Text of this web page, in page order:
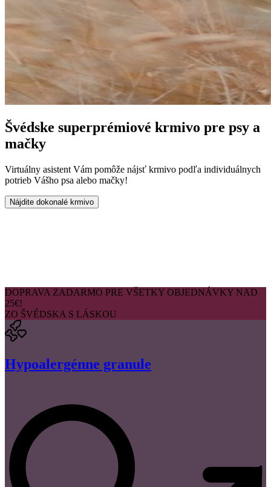
Švédske superprémiové krmivo pre psy a
mačky
Virtuálny asistent Vám pomôže nájsť krmivo podľa individuálnych
potrieb Vášho psa alebo mačky!
Nájdite dokonalé krmivo
DOPRAVA ZADARMO PRE VŠETKY OBJEDNÁVKY NAD
25€!
ZO ŠVÉDSKA S LÁSKOU
Hypoalergénne granule